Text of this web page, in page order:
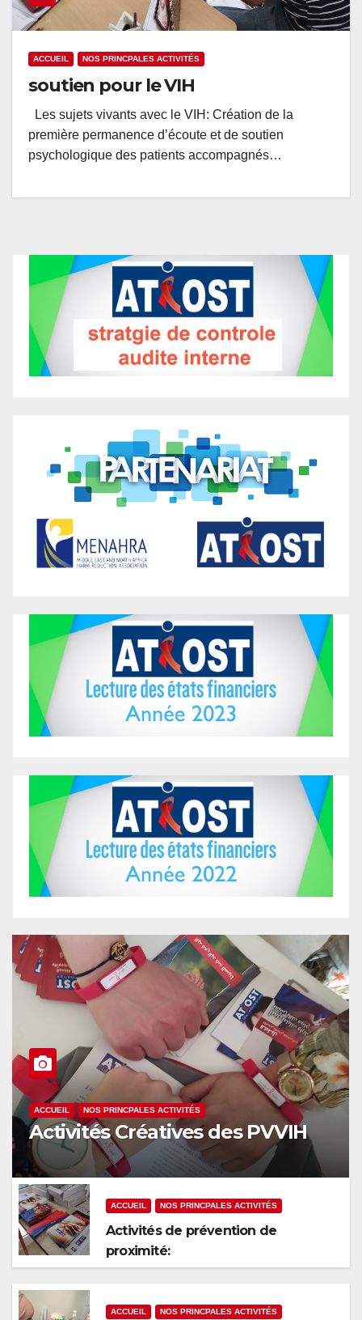
ACCUEIL NOS PRINCPALES ACTIVITÉS
soutien pour le VIH
Les sujets vivants avec le VIH: Création de la
première permanence d’écoute et de soutien
psychologique des patients accompagnés…
ACCUEIL NOS PRINCPALES ACTIVITÉS
Activités Créatives des PVVIH
ACCUEIL NOS PRINCPALES ACTIVITÉS
Activités de prévention de
proximité:
ACCUEIL NOS PRINCPALES ACTIVITÉS